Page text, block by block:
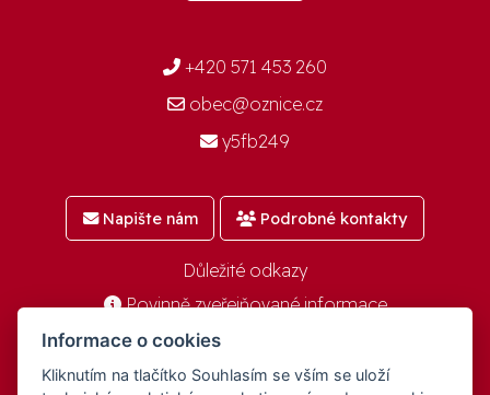
+420 571 453 260
obec@oznice.cz
y5fb249
Napište nám Podrobné kontakty
Důležité odkazy
Povinně zveřejňované informace
Mimořádné a krizové situace
Informace o cookies
Kliknutím na tlačítko Souhlasím se vším se uloží